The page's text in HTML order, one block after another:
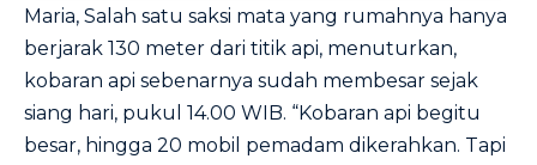
Maria, Salah satu saksi mata yang rumahnya hanya
berjarak 130 meter dari titik api, menuturkan,
kobaran api sebenarnya sudah membesar sejak
siang hari, pukul 14.00 WIB. “Kobaran api begitu
besar, hingga 20 mobil pemadam dikerahkan. Tapi